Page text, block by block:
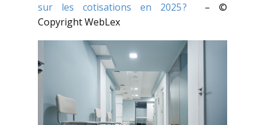
sur les cotisations en 2025 ?
– ©
Copyright WebLex